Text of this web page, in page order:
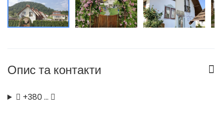
Опис та контакти
+380 …